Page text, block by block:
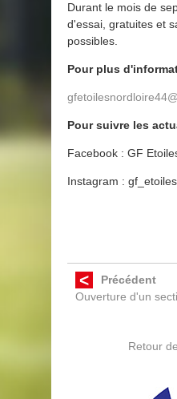
Durant le mois de
d'essai, gratuites et
possibles.
Pour plus
Pour suivre les
Facebook : GF
Instagram :
Précédent
Ouverture d'un
Retour